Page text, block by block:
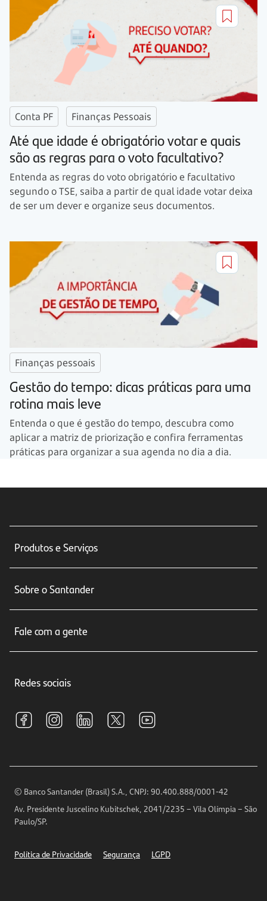
Conta PF Finanças Pessoais
Até que idade é obrigatório votar e quais
são as regras para o voto facultativo?
Entenda as regras do voto obrigatório e facultativo
segundo o TSE, saiba a partir de qual idade votar deixa
de ser um dever e organize seus documentos.
Finanças pessoais
Gestão do tempo: dicas práticas para uma
rotina mais leve
Entenda o que é gestão do tempo, descubra como
aplicar a matriz de priorização e confira ferramentas
práticas para organizar a sua agenda no dia a dia.
Produtos e Serviços
Seguros
Crédito e Financiamentos
Investimentos
Sobre o Santander
Relações com Investidores
Fale com a gente
Central de Renegociação
S.A.C
Encontre nossas agências
Horários de Atendimento
Telefones
Redes sociais
© Banco Santander (Brasil) S.A., CNPJ: 90.400.888/0001-42
Av. Presidente Juscelino Kubitschek, 2041/2235 – Vila Olímpia – São
Paulo/SP.
Política de Privacidade Segurança LGPD